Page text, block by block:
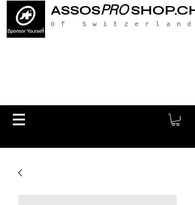
ASSOSPROSHOP.CH
Of Switzerland